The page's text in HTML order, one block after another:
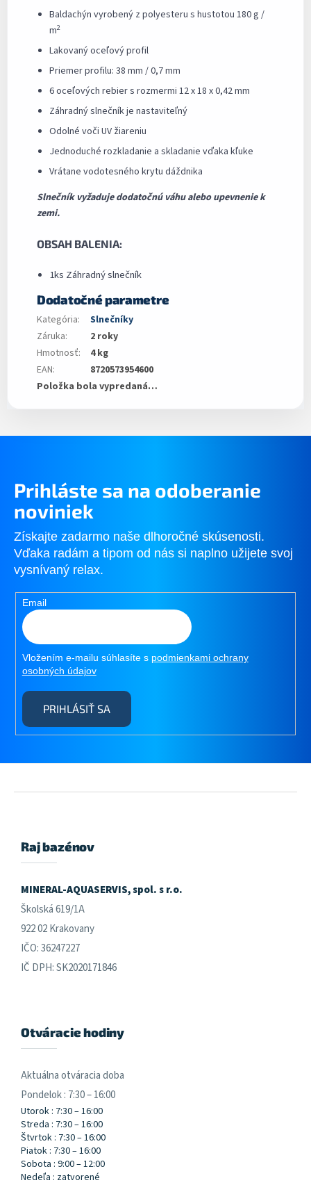
Baldachýn vyrobený z polyesteru s hustotou 180 g /
m2
Lakovaný oceľový profil
Priemer profilu: 38 mm / 0,7 mm
6 oceľových rebier s rozmermi 12 x 18 x 0,42 mm
Záhradný slnečník je nastaviteľný
Odolné voči UV žiareniu
Jednoduché rozkladanie a skladanie vďaka kľuke
Vrátane vodotesného krytu dáždnika
Slnečník vyžaduje dodatočnú váhu alebo upevnenie k
zemi.
OBSAH BALENIA:
1ks Záhradný slnečník
Dodatočné parametre
Kategória:
Slnečníky
Záruka:
2 roky
Hmotnosť:
4 kg
EAN:
8720573954600
Položka bola vypredaná…
Prihláste sa na odoberanie
noviniek
Získajte zadarmo naše dlhoročné skúsenosti.
Vďaka radám a tipom od nás si naplno užijete svoj
vysnívaný relax.
Email
Vložením e-mailu súhlasíte s podmienkami ochrany
osobných údajov
PRIHLÁSIŤ SA
Raj bazénov
MINERAL-AQUASERVIS, spol. s r.o.
Školská 619/1A
922 02 Krakovany
IČO: 36247227
IČ DPH: SK2020171846
Otváracie hodiny
Aktuálna otváracia doba
Pondelok : 7:30 – 16:00
Utorok : 7:30 – 16:00
Streda : 7:30 – 16:00
Štvrtok : 7:30 – 16:00
Piatok : 7:30 – 16:00
Sobota : 9:00 – 12:00
Nedeľa : zatvorené